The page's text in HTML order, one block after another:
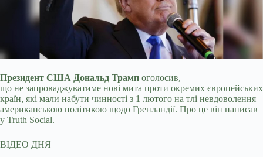
Президент США Дональд Трамп оголосив,
що не запроваджуватиме нові мита проти окремих європейських
країн, які мали набути чинності з 1 лютого на тлі невдоволення
американською політикою щодо Гренландії. Про це він написав
у Truth Social.
ВІДЕО ДНЯ